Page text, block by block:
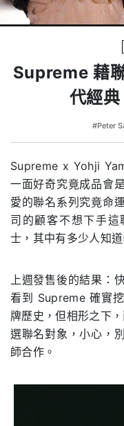
Supreme 藉
代經
#Peter
Supreme x Yohji
一面好奇究竟成品會
愛的聯名系列究竟命
司的顧客不想下手
士，其中有多少人知
上週發售後的結果：
看到 Supreme 確實
牌歷史，但相形之下
選聯名對象，小心，
師合作。